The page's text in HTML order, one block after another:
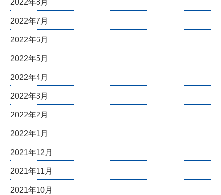
2022年8月
2022年7月
2022年6月
2022年5月
2022年4月
2022年3月
2022年2月
2022年1月
2021年12月
2021年11月
2021年10月